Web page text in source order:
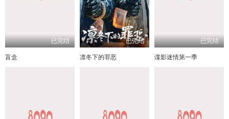
已完结
盲盒
已完结
凛冬下的罪恶
已完结
谍影迷情第一季